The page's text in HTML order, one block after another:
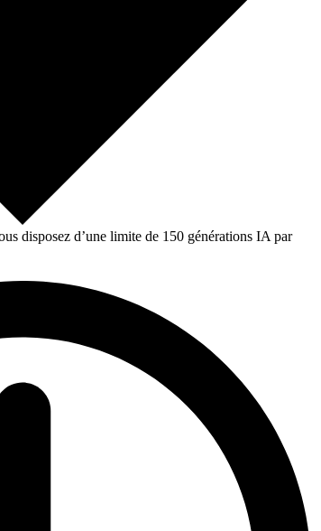
disposez d’une limite de 150 générations IA par